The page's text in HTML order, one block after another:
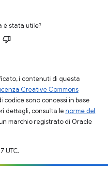
è stata utile?
i contenuti di questa
Creative Commons
codice sono concessi in base
dettagli, consulta lenorme del
marchio registrato di Oracle
UTC.